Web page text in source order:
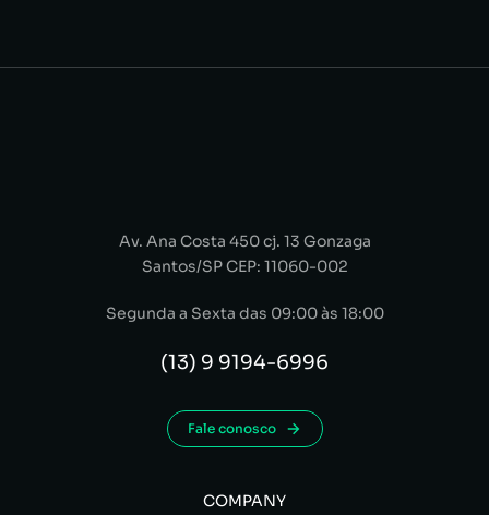
Av. Ana Costa 450 cj. 13 Gonzaga
Santos/SP CEP: 11060-002
Segunda a Sexta das 09:00 às 18:00
(13) 9 9194-6996
Fale conosco
COMPANY